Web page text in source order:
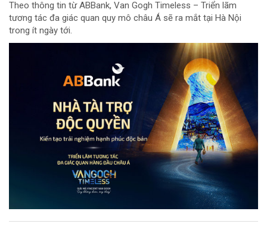
Theo thông tin từ ABBank, Van Gogh Timeless – Triển lãm
tương tác đa giác quan quy mô châu Á sẽ ra mắt tại Hà Nội
trong ít ngày tới.